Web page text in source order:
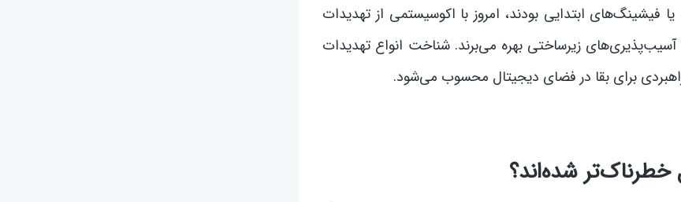
فیشینگ‌های ابتدایی بودند، امروز با اکوسیستمی از تهدیدات
زیرساختی بهره می‌برند. شناخت انواع تهدیدات
برای بقا در فضای دیجیتال محسوب می‌شود.
خطرناک‌تر شده‌اند؟